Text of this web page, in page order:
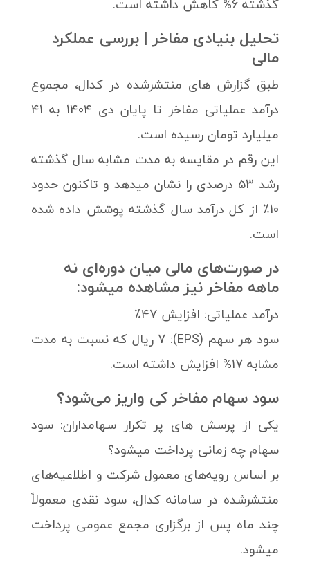
گذشته 6% کاهش داشته است.
تحلیل بنیادی مفاخر | بررسی عملکرد
مالی
طبق گزارش های منتشرشده در کدال، مجموع
درآمد عملیاتی مفاخر تا پایان دی 1404 به 41
میلیارد تومان رسیده است.
این رقم در مقایسه به مدت مشابه سال گذشته
رشد 53 درصدی را نشان میدهد و تاکنون حدود
10٪ از کل درآمد سال گذشته پوشش داده شده
است.
در صورت‌های مالی میان دوره‌ای نه
ماهه مفاخر نیز مشاهده میشود:
درآمد عملیاتی: افزایش 47٪
سود هر سهم (EPS): 7 ریال که نسبت به مدت
مشابه 17% افزایش داشته است.
سود سهام مفاخر کی واریز می‌شود؟
یکی از پرسش های پر تکرار سهامداران: سود
سهام چه زمانی پرداخت میشود؟
بر اساس رویه‌های معمول شرکت و اطلاعیه‌های
منتشرشده در سامانه کدال، سود نقدی معمولاً
چند ماه پس از برگزاری مجمع عمومی پرداخت
میشود.